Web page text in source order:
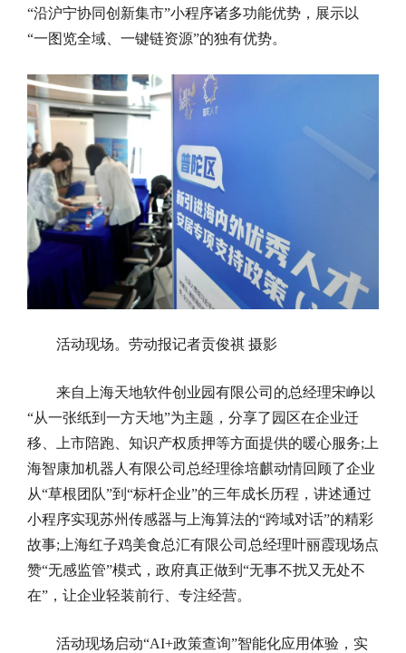
“沿沪宁协同创新集市”小程序诸多功能优势，展示以
“一图览全域、一键链资源”的独有优势。
活动现场。劳动报记者贡俊祺 摄影
来自上海天地软件创业园有限公司的总经理宋峥以
“从一张纸到一方天地”为主题，分享了园区在企业迁
移、上市陪跑、知识产权质押等方面提供的暖心服务;上
海智康加机器人有限公司总经理徐培麒动情回顾了企业
从“草根团队”到“标杆企业”的三年成长历程，讲述通过
小程序实现苏州传感器与上海算法的“跨域对话”的精彩
故事;上海红子鸡美食总汇有限公司总经理叶丽霞现场点
赞“无感监管”模式，政府真正做到“无事不扰又无处不
在”，让企业轻装前行、专注经营。
活动现场启动“AI+政策查询”智能化应用体验，实